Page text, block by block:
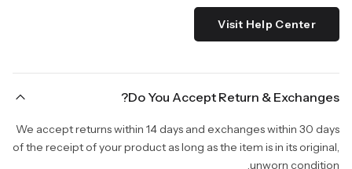
Visit Help Center
Do You Accept Return & Exchanges?
We accept returns within 14 days and exchanges within 30 days
of the receipt of your product as long as the item is in its original,
unworn condition.